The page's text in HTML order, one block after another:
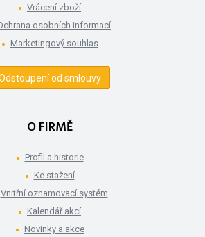
Vrácení zboží
osobních informací
Marketingový souhlas
od smlouvy
O FIRMĚ
Profil a historie
Ke stažení
Vnitřní oznamovací systém
Kalendář akcí
Novinky a akce